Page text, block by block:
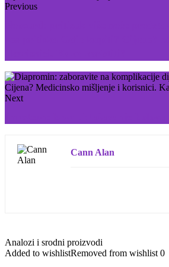
Previous
Next
Cann Alan
Analozi i srodni proizvodi
Added to wishlistRemoved from wishlist 0